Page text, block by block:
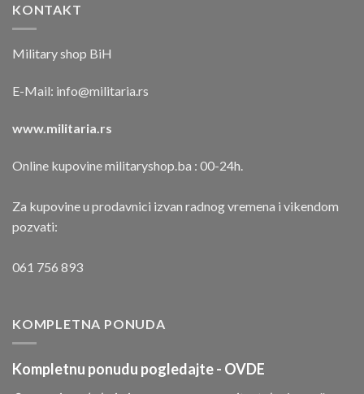
KONTAKT
Military shop BiH
E-Mail: info@militaria.rs
www.militaria.rs
Online kupovine militaryshop.ba : 00-24h.
Za kupovine u prodavnici izvan radnog vremena i vikendom
pozvati:
061 756 893
KOMPLETNA PONUDA
Kompletnu ponudu pogledajte - OVDE